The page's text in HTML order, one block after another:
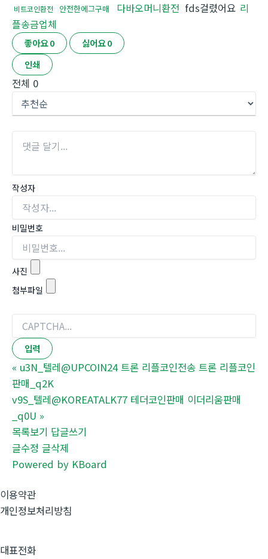
비트코인환전 안전한에그구매 다바오머니환전 fds걸렸어요 리
플송금업체
좋아요0 싫어요0
인쇄
전체 0
작성자
비밀번호
사진
첨부파일
« u3N_텔레@UPCOIN24 트론 리플코인전송 트론 리플코인
판매_q2K
v9S_텔레@KOREATALK77 테더코인판매 이더리움판매
_q0U »
목록보기 답글쓰기
글수정 글삭제
Powered by KBoard
이용약관
개인정보처리방침
대표전화